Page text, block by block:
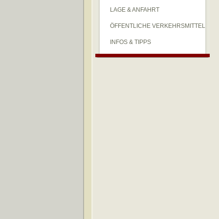
LAGE & ANFAHRT
ÖFFENTLICHE VERKEHRSMITTEL
INFOS & TIPPS